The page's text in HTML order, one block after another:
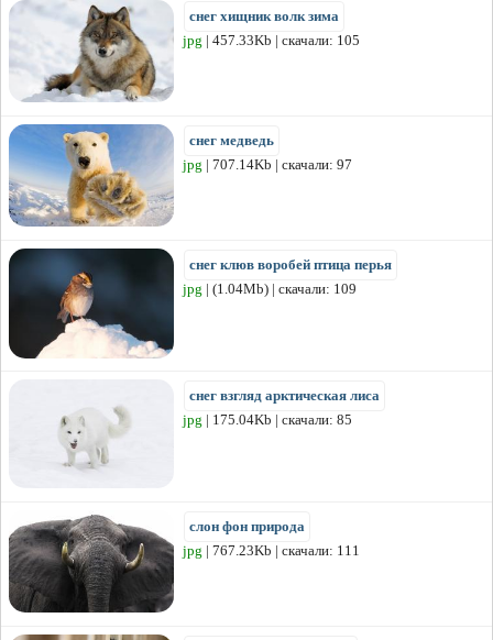
снег хищник волк зима
jpg | 457.33Kb | скачали: 105
снег медведь
jpg | 707.14Kb | скачали: 97
снег клюв воробей птица перья
jpg | (1.04Mb) | скачали: 109
снег взгляд арктическая лиса
jpg | 175.04Kb | скачали: 85
слон фон природа
jpg | 767.23Kb | скачали: 111